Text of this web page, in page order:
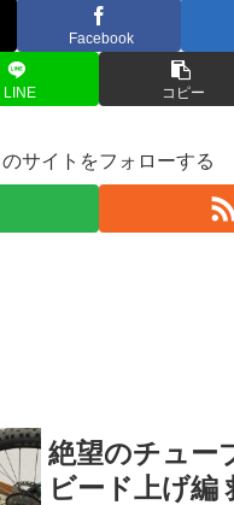
Facebook
LINE コピー
のサイトをフォローする
絶望のチュー
ビード上げ編